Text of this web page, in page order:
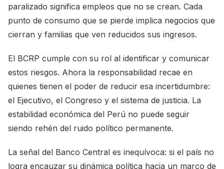
paralizado significa empleos que no se crean. Cada
punto de consumo que se pierde implica negocios que
cierran y familias que ven reducidos sus ingresos.
El BCRP cumple con su rol al identificar y comunicar
estos riesgos. Ahora la responsabilidad recae en
quienes tienen el poder de reducir esa incertidumbre:
el Ejecutivo, el Congreso y el sistema de justicia. La
estabilidad económica del Perú no puede seguir
siendo rehén del ruido político permanente.
La señal del Banco Central es inequívoca: si el país no
logra encauzar su dinámica política hacia un marco de